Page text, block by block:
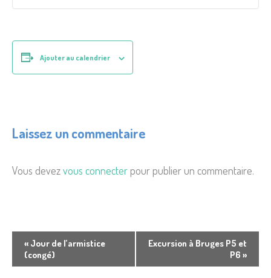
Ajouter au calendrier
Laissez un commentaire
Vous devezvous connecter pour publier un commentaire.
N
a
« Jour de l’armistice
(congé)
Excursion à Bruges P5 et
P6 »